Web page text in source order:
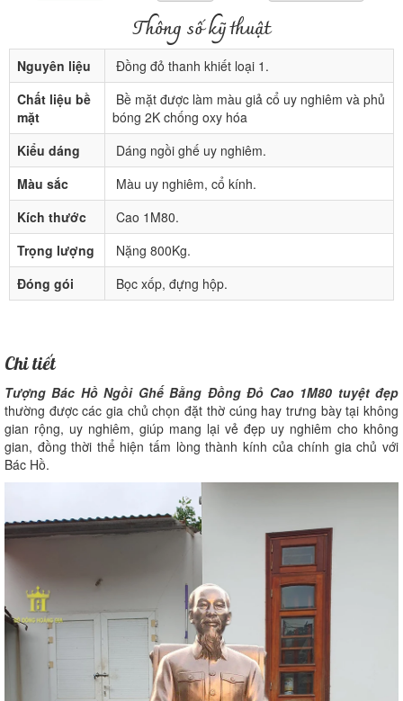
Thông số kỹ thuật
Nguyên liệu
Đồng đỏ thanh khiết loại 1.
Chất liệu bề
mặt
Bề mặt được làm màu giả cổ uy nghiêm và phủ
bóng 2K chống oxy hóa
Kiểu dáng
Dáng ngồi ghế uy nghiêm.
Màu sắc
Màu uy nghiêm, cổ kính.
Kích thước
Cao 1M80.
Trọng lượng
Nặng 800Kg.
Đóng gói
Bọc xốp, đựng hộp.
Chi tiết
Tượng Bác Hồ Ngồi Ghế Bằng Đồng Đỏ Cao 1M80 tuyệt đẹp
thường được các gia chủ chọn đặt thờ cúng hay trưng bày tại không
gian rộng, uy nghiêm, giúp mang lại vẻ đẹp uy nghiêm cho không
gian, đồng thời thể hiện tấm lòng thành kính của chính gia chủ với
Bác Hồ.